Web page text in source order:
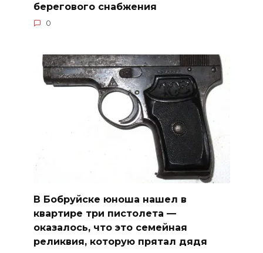
берегового снабжения
0
В Бобруйске юноша нашел в
квартире три пистолета —
оказалось, что это семейная
реликвия, которую прятал дядя